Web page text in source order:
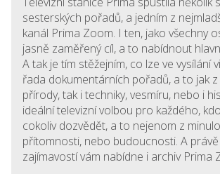
sesterských pořadů, a jedním z
kanál Prima Zoom. I ten, jako všechny
jasně zaměřený cíl, a to nabídnout
A tak je tím stěžejním, co lze ve vysílání
řada dokumentárních pořadů, a to jak
přírody, tak i techniky, vesmíru, nebo i
ideální televizní volbou pro každého,
cokoliv dozvědět, a to nejenom z
přítomnosti, nebo budoucnosti. A
zajímavostí vám nabídne i archiv Prima